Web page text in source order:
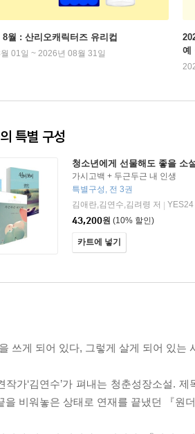
8월 : 산리오캐릭터즈 유리컵
01일 ~ 2026년 08월 31일
예
특별 구성
청소년에게 선물해도 좋을 소
가시고백 + 두근두근 내 인생
특별구성, 전 3권
김애란,김연수,김려령 저
YES24
43,200원 (10% 할인)
카트에 넣기
쓰게 되어 있다, 그렇게 살게 되어 있는
작가‘김연수’가 펴내는 청춘성장소설.
을 비워놓은 상태로 연재를 끝냈던 『원